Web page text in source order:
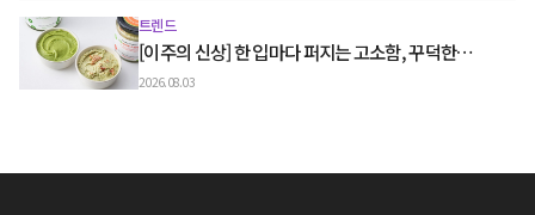
트렌드
[이주의 신상] 한 입마다 퍼지는 고소함, 꾸덕한
그릭요거트와 우유 디저트
2026.08.03